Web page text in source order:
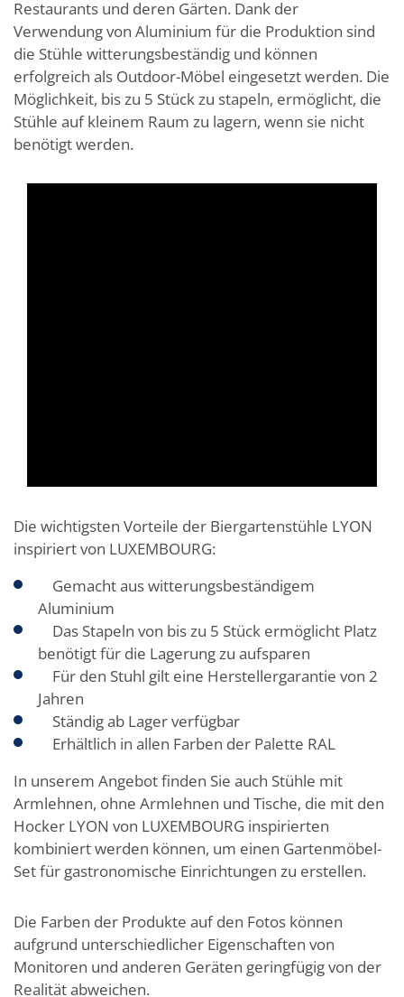
Restaurants und deren Gärten. Dank der
Verwendung von Aluminium für die Produktion sind
die Stühle witterungsbeständig und können
erfolgreich als Outdoor-Möbel eingesetzt werden. Die
Möglichkeit, bis zu 5 Stück zu stapeln, ermöglicht, die
Stühle auf kleinem Raum zu lagern, wenn sie nicht
benötigt werden.
Die wichtigsten Vorteile der Biergartenstühle LYON
inspiriert von LUXEMBOURG:
Gemacht aus witterungsbeständigem
Aluminium
Das Stapeln von bis zu 5 Stück ermöglicht Platz
benötigt für die Lagerung zu aufsparen
Für den Stuhl gilt eine Herstellergarantie von 2
Jahren
Ständig ab Lager verfügbar
Erhältlich in allen Farben der Palette RAL
In unserem Angebot finden Sie auch Stühle mit
Armlehnen, ohne Armlehnen und Tische, die mit den
Hocker LYON von LUXEMBOURG inspirierten
kombiniert werden können, um einen Gartenmöbel-
Set für gastronomische Einrichtungen zu erstellen.
Die Farben der Produkte auf den Fotos können
aufgrund unterschiedlicher Eigenschaften von
Monitoren und anderen Geräten geringfügig von der
Realität abweichen.